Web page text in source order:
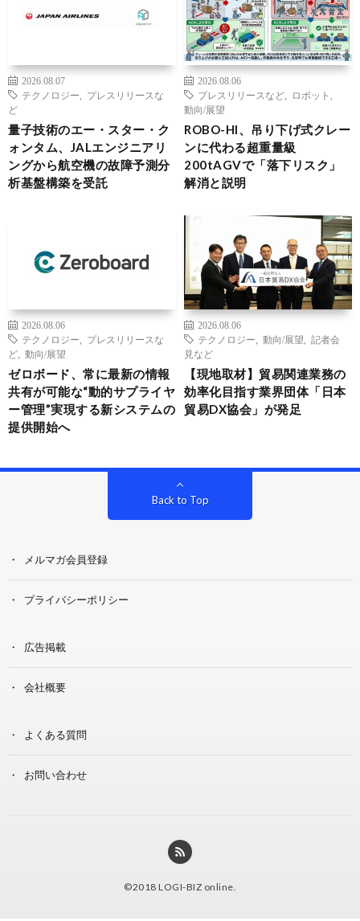
2026.08.07
テクノロジー
プレスリリースな
ど
量子技術のエー・スター・ク
ォンタム、JALエンジニアリ
ングから航空機の故障予測分
析基盤構築を受託
2026.08.06
プレスリリースなど
ロボット
動向/展望
ROBO-HI、吊り下げ式クレー
ンに代わる超重量級
200tAGVで「落下リスク」
解消と説明
2026.08.06
テクノロジー
プレスリリースな
ど
動向/展望
ゼロボード、常に最新の情報
共有が可能な“動的サプライヤ
ー管理”実現する新システムの
提供開始へ
2026.08.06
テクノロジー
動向/展望
記者会
見など
【現地取材】貿易関連業務の
効率化目指す業界団体「日本
貿易DX協会」が発足
Back to Top
メルマガ会員登録
プライバシーポリシー
広告掲載
会社概要
よくある質問
お問い合わせ
©2018 LOGI-BIZ online.